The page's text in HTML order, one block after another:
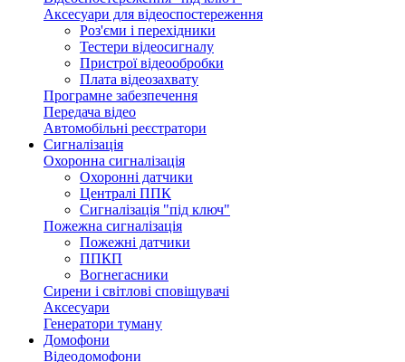
Аксесуари для відеоспостереження
Роз'єми і перехідники
Тестери відеосигналу
Пристрої відеообробки
Плата відеозахвату
Програмне забезпечення
Передача відео
Автомобільні реєстратори
Сигналізація
Охоронна сигналізація
Охоронні датчики
Централі ППК
Сигналізація "під ключ"
Пожежна сигналізація
Пожежні датчики
ППКП
Вогнегасники
Сирени і світлові сповіщувачі
Аксесуари
Генератори туману
Домофони
Відеодомофони